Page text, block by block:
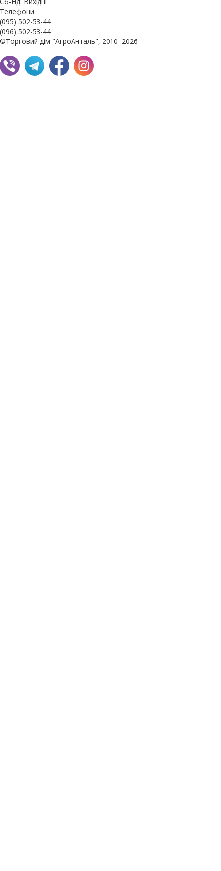
Телефони
(095) 502-53-44
(096) 502-53-44
©Торговий дім "АгроАнталь", 2010–2026